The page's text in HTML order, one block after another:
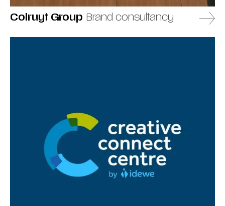
Colruyt Group Brand consultancy